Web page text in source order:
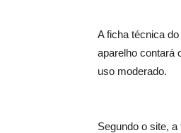
A ficha técnica
aparelho contará
uso moderado.
Segundo o site,